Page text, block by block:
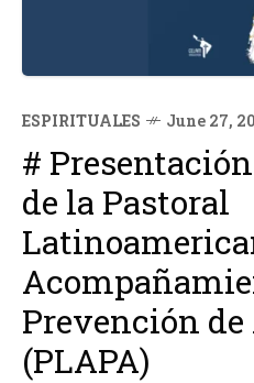
ESPIRITUALES June 27,
#
de la Pastoral
Prevención
(PLAPA)